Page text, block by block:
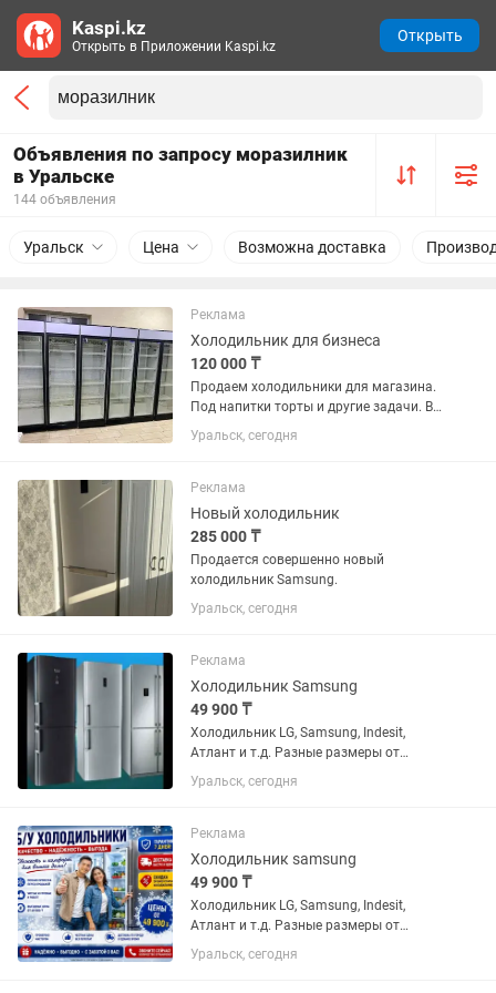
Объявления по запросу моразилник
в Уральске
144 объявления
Уральск Цена Возможна доставка
Реклама
Холодильник для бизнеса
120 000 ₸
Продаем холодильники для магазина.
Под напитки торты и другие задачи. В
отличном состоянии. В заправке не
нуждаются. Полки полный комплект.
Температура хранения +4...
Уральск, сегодня
Реклама
Новый холодильник
285 000 ₸
Продается совершенно новый
холодильник Samsung.
Уральск, сегодня
Реклама
Холодильник Samsung
49 900 ₸
Холодильник LG, Samsung, Indesit,
Атлант и т.д. Разные размеры от
маленького данного до большого двух
метрового. Всё холодильники
обслужены. Резинки целые, дверцы
хорошо...
Уральск, сегодня
Реклама
Холодильник samsung
49 900 ₸
Холодильник LG, Samsung, Indesit,
Атлант и т.д. Разные размеры от
маленького данного до большого двух
метрового. Всё холодильники
Уральск, сегодня
Kaspi.kz
Открыть в Приложении Kaspi.kz
Открыть